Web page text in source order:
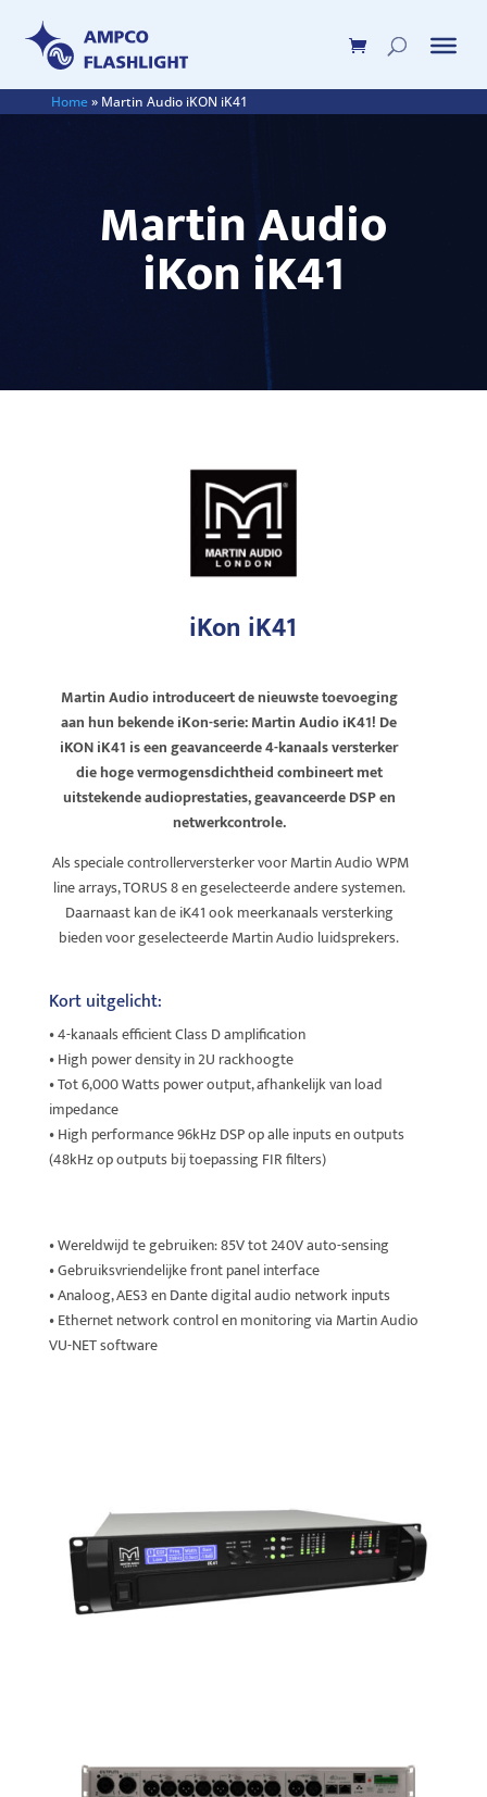
Home» Martin Audio iKON iK41
Martin Audio
iKon iK41
iKon iK41
Martin Audio introduceert de nieuwste toevoeging
aan hun bekende iKon-serie: Martin Audio iK41! De
iKON iK41 is een geavanceerde 4-kanaals versterker
die hoge vermogensdichtheid combineert met
uitstekende audioprestaties, geavanceerde DSP en
netwerkcontrole.
Als speciale controllerversterker voor Martin Audio WPM
line arrays, TORUS 8 en geselecteerde andere systemen.
Daarnaast kan de iK41 ook meerkanaals versterking
bieden voor geselecteerde Martin Audio luidsprekers.
Kort uitgelicht:
• 4-kanaals efficient Class D amplification
• High power density in 2U rackhoogte
• Tot 6,000 Watts power output, afhankelijk van load
impedance
• High performance 96kHz DSP op alle inputs en outputs
(48kHz op outputs bij toepassing FIR filters)
• Wereldwijd te gebruiken: 85V tot 240V auto-sensing
• Gebruiksvriendelijke front panel interface
• Analoog, AES3 en Dante digital audio network inputs
• Ethernet network control en monitoring via Martin Audio
VU-NET software